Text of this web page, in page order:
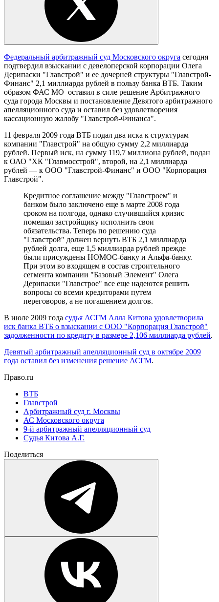
Федеральный арбитражный суд Московского округа сегодня
подтвердил взыскании с девелоперской корпорации Олега
Дерипаски "Главстрой" и ее дочерней структуры "Главстрой-
Финанс" 2,1 миллиарда рублей в пользу банка ВТБ. Таким
образом ФАС МО оставил в силе решение Арбитражного
суда города Москвы и постановление Девятого арбитражного
апелляционного суда и оставил без удовлетворения
кассационную жалобу "Главстрой-Финанса".
11 февраля 2009 года ВТБ подал два иска к структурам
компании "Главстрой" на общую сумму 2,2 миллиарда
рублей. Первый иск, на сумму 119,7 миллиона рублей, подан
к ОАО "ХК "Главмосстрой", второй, на 2,1 миллиарда
рублей — к ООО "Главстрой-Финанс" и ООО "Корпорация
Главстрой".
Кредитное соглашение между "Главстроем" и
банком было заключено еще в марте 2008 года
сроком на полгода, однако случившийся кризис
помешал застройщику исполнить свои
обязательства. Теперь по решению суда
"Главстрой" должен вернуть ВТБ 2,1 миллиарда
рублей долга, еще 1,5 миллиарда рублей прежде
были присуждены НОМОС-банку и Альфа-банку.
При этом во входящем в состав строительного
сегмента компании "Базовый Элемент" Олега
Дерипаски "Главстрое" все еще надеются решить
вопросы со всеми кредиторами путем
переговоров, а не погашением долгов.
В июле 2009 года судья АСГМ Алла Китова удовлетворила
иск банка ВТБ о взыскании с ООО "Корпорация Главстрой"
задолженности по кредиту в размере 2,106 миллиарда рублей.
Девятый арбитражный апелляционный суд в октябре 2009
года оставил без изменения решение АСГМ.
Право.ru
ВТБ
Главстрой
Арбитражный суд г. Москвы
АС Московского округа
9-й арбитражный апелляционный суд
Судья Китова А.Г.
Поделиться